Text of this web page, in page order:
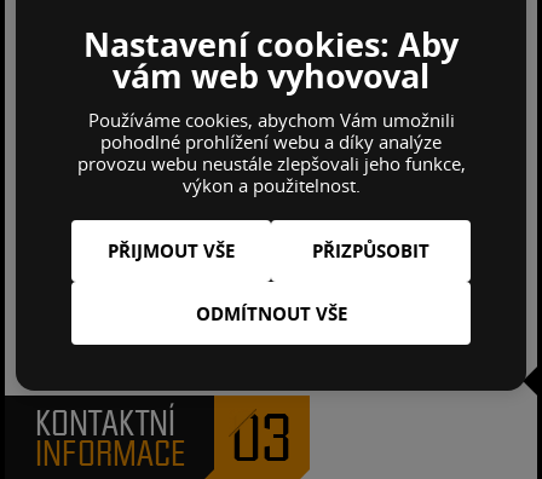
Ošetření kožených sedadel
Individualní mycí programy
Ošetřování plastových částí interiéru
Likvidace pojistné události
NÁHRADNÍ DÍLY
Náhradní díly VOLVO
Náhradní díly SAAB
Náhradní díly na všechny typy nákladních vozidel
VÝMĚNA ČELNÍCH SKEL PŘI POJISTNÉ UDÁLOSTI ZDARMA.
KONTAKTNÍ
INFORMACE 03
Nastavení cookies: Aby
vám web vyhovoval
Používáme cookies, abychom Vám umožnili
pohodlné prohlížení webu a díky analýze
provozu webu neustále zlepšovali jeho funkce,
výkon a použitelnost.
PŘIZPŮSOBIT
ODMÍTNOUT VŠE
PŘIJMOUT VŠE